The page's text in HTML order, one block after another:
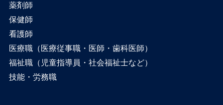
薬剤師
保健師
看護師
医療職（医療従事職・医師・歯科医師）
福祉職（児童指導員・社会福祉士など）
技能・労務職